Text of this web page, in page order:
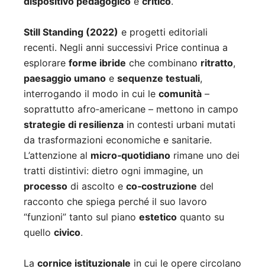
Still Standing (2022) e progetti editoriali
recenti. Negli anni successivi Price continua a
esplorare forme ibride che combinano ritratto,
paesaggio umano e sequenze testuali,
interrogando il modo in cui le comunità –
soprattutto afro‑americane – mettono in campo
strategie di resilienza in contesti urbani mutati
da trasformazioni economiche e sanitarie.
L’attenzione al micro‑quotidiano rimane uno dei
tratti distintivi: dietro ogni immagine, un
processo di ascolto e co‑costruzione del
racconto che spiega perché il suo lavoro
“funzioni” tanto sul piano estetico quanto su
quello civico.
La cornice istituzionale in cui le opere circolano